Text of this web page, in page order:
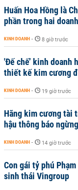
Huấn Hoa Hồng là
phần trong hai
KINH DOANH - 8 giờ trước
'Đế chế’ kinh doanh
thiết kế kim cương
KINH DOANH - 19 giờ trước
Hãng kim cương tài
hậu thông báo
KINH DOANH - 14 giờ trước
Con gái tỷ phú
sinh thái Vingroup